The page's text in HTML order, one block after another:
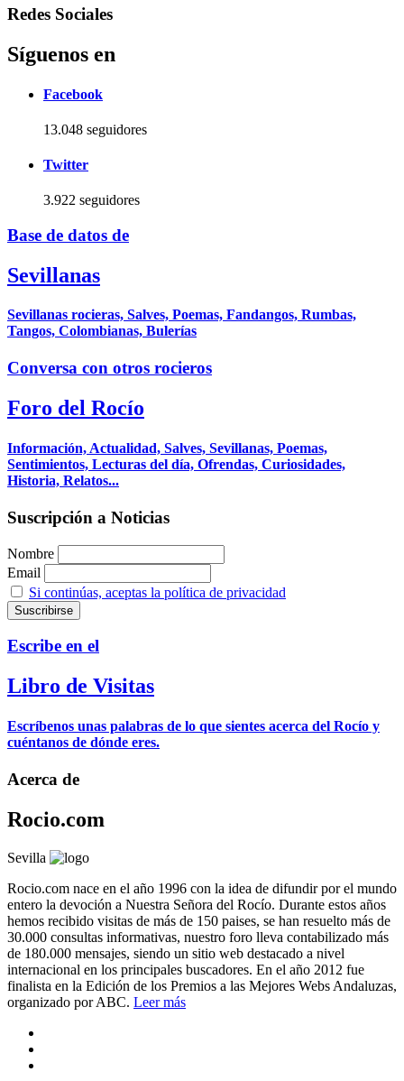
Redes Sociales
Síguenos en
Facebook
13.048 seguidores
Twitter
3.922 seguidores
Base de datos de
Sevillanas
Sevillanas rocieras, Salves, Poemas, Fandangos, Rumbas,
Tangos, Colombianas, Bulerías
Conversa con otros rocieros
Foro del Rocío
Información, Actualidad, Salves, Sevillanas, Poemas,
Sentimientos, Lecturas del día, Ofrendas, Curiosidades,
Historia, Relatos...
Suscripción a Noticias
Nombre
Email
Si continúas, aceptas la política de privacidad
Escribe en el
Libro de Visitas
Escríbenos unas palabras de lo que sientes acerca del Rocío y
cuéntanos de dónde eres.
Acerca de
Rocio.com
Sevilla
Rocio.com nace en el año 1996 con la idea de difundir por el mundo
entero la devoción a Nuestra Señora del Rocío. Durante estos años
hemos recibido visitas de más de 150 paises, se han resuelto más de
30.000 consultas informativas, nuestro foro lleva contabilizado más
de 180.000 mensajes, siendo un sitio web destacado a nivel
internacional en los principales buscadores. En el año 2012 fue
finalista en la Edición de los Premios a las Mejores Webs Andaluzas,
organizado por ABC. Leer más